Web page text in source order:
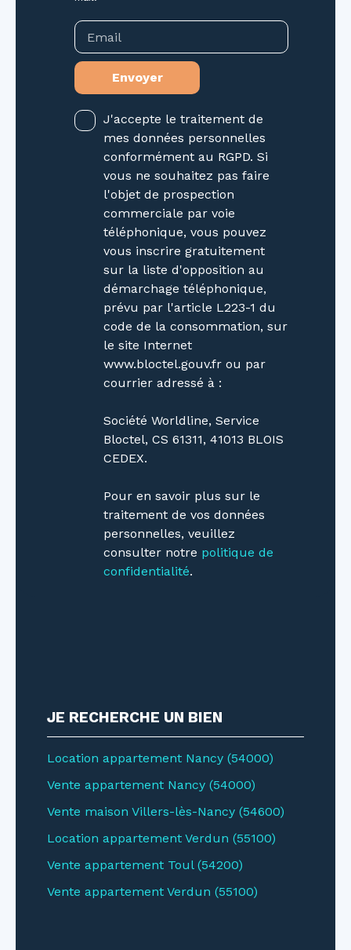
foncière : non définie Les informations sur les
risques auxquels ce bien est exposé sont
disponibles sur le site Géorisques : www.
georisques. gouv. fr La présente annonce
immobilière a été rédigée sous la
responsabilité éditoriale de Mme Joly Julie,
Agent Commercial mandataire en immobilier
(EI) immatriculée au Registre Spécial des
Agents Commerciaux (RSAC) du Tribunal de
Commerce de Nancy sous le numéro
904953262
Email
Envoyer
J'accepte le traitement de
mes données personnelles
conformément au RGPD. Si
vous ne souhaitez pas faire
l'objet de prospection
commerciale par voie
téléphonique, vous pouvez
vous inscrire gratuitement
sur la liste d'opposition au
démarchage téléphonique,
prévu par l'article L223-1 du
code de la consommation, sur
le site Internet
www.bloctel.gouv.fr ou par
courrier adressé à :
Société Worldline, Service
Bloctel, CS 61311, 41013 BLOIS
CEDEX.
Pour en savoir plus sur le
traitement de vos données
personnelles, veuillez
consulter notre politique de
confidentialité.
JE RECHERCHE UN BIEN
Location appartement Nancy (54000)
Vente appartement Nancy (54000)
Vente maison Villers-lès-Nancy (54600)
Location appartement Verdun (55100)
Vente appartement Toul (54200)
Vente appartement Verdun (55100)